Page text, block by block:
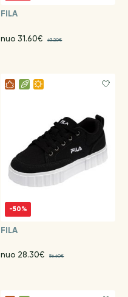
FILA
nuo 31.60€ 63.20€
-50%
FILA
nuo 28.30€ 56.60€